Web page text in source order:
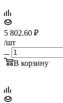
5 802.60 ₽
/шт
В корзину